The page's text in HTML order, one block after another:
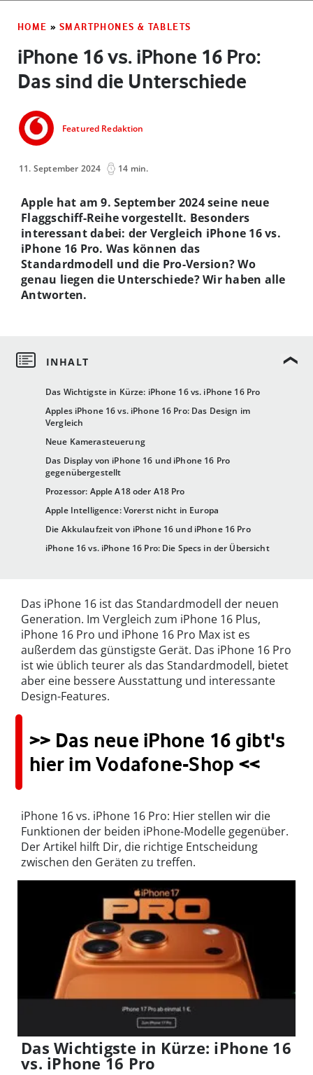
HOME » SMARTPHONES & TABLETS
iPhone 16 vs. iPhone 16 Pro:
Das sind die Unterschiede
Featured Redaktion
11. September 2024 14 min.
Das Wichtigste in Kürze: iPhone 16 vs. iPhone 16 Pro
Apples iPhone 16 vs. iPhone 16 Pro: Das Design im
Vergleich
Neue Kamerasteuerung
Das Display von iPhone 16 und iPhone 16 Pro
gegenübergestellt
Prozessor: Apple A18 oder A18 Pro
Apple Intelligence: Vorerst nicht in Europa
Die Akkulaufzeit von iPhone 16 und iPhone 16 Pro
iPhone 16 vs. iPhone 16 Pro: Die Specs in der Übersicht
Apple hat am 9. September 2024 seine neue
Flaggschiff-Reihe vorgestellt. Besonders
interessant dabei: der Vergleich iPhone 16 vs.
iPhone 16 Pro. Was können das
Standardmodell und die Pro-Version? Wo
genau liegen die Unterschiede? Wir haben alle
Antworten.
Das iPhone 16 ist das Standardmodell der neuen
Generation. Im Vergleich zum iPhone 16 Plus,
iPhone 16 Pro und iPhone 16 Pro Max ist es
außerdem das günstigste Gerät. Das iPhone 16 Pro
ist wie üblich teurer als das Standardmodell, bietet
aber eine bessere Ausstattung und interessante
Design-Features.
>> Das neue iPhone 16 gibt's
hier im Vodafone-Shop <<
iPhone 16 vs. iPhone 16 Pro: Hier stellen wir die
Funktionen der beiden iPhone-Modelle gegenüber.
Der Artikel hilft Dir, die richtige Entscheidung
zwischen den Geräten zu treffen.
Das Wichtigste in Kürze: iPhone 16
vs. iPhone 16 Pro